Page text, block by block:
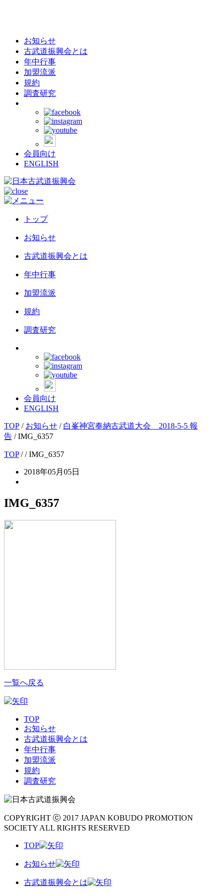
お知らせ
古武道振興会とは
年中行事
加盟流派
規約
調査研究
会員向け
ENGLISH
トップ
お知らせ
古武道振興会とは
年中行事
加盟流派
規約
調査研究
会員向け
ENGLISH
TOP / お知らせ / 白峯神宮奉納古武道大会 2018-5-5 報
告 /IMG_6357
TOP// IMG_6357
2018年05月05日
IMG_6357
一覧へ戻る
TOP
お知らせ
古武道振興会とは
年中行事
加盟流派
規約
調査研究
COPYRIGHT ⓒ 2017 JAPAN KOBUDO PROMOTION
SOCIETY ALL RIGHTS RESERVED
TOP
お知らせ
古武道振興会とは